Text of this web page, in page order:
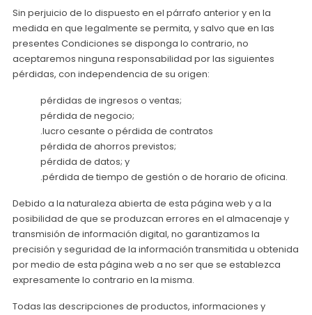
Sin perjuicio de lo dispuesto en el párrafo anterior y en la
medida en que legalmente se permita, y salvo que en las
presentes Condiciones se disponga lo contrario, no
aceptaremos ninguna responsabilidad por las siguientes
pérdidas, con independencia de su origen:
pérdidas de ingresos o ventas;
pérdida de negocio;
.lucro cesante o pérdida de contratos
pérdida de ahorros previstos;
pérdida de datos; y
.pérdida de tiempo de gestión o de horario de oficina.
Debido a la naturaleza abierta de esta página web y a la
posibilidad de que se produzcan errores en el almacenaje y
transmisión de información digital, no garantizamos la
precisión y seguridad de la información transmitida u obtenida
por medio de esta página web a no ser que se establezca
expresamente lo contrario en la misma.
Todas las descripciones de productos, informaciones y